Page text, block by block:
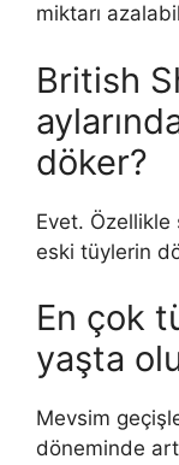
miktarı
British
döker?
Evet. Özellikle
eski tüylerin
En çok
yaşta
Mevsim
döneminde